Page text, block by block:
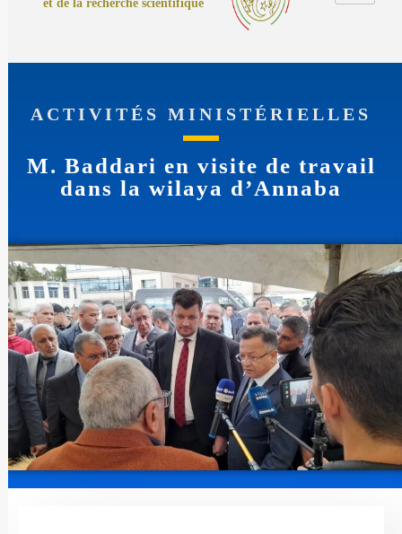
et de la recherche scientifique
ACTIVITÉS MINISTÉRIELLES
M. Baddari en visite de travail
dans la wilaya d’Annaba